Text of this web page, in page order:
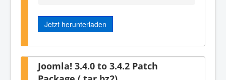
Jetzt herunterladen
Joomla! 3.4.0 to 3.4.2 Patch